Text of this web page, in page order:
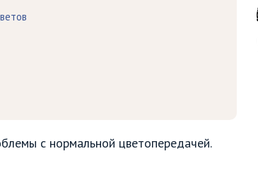
с нормальной цветопередачей.